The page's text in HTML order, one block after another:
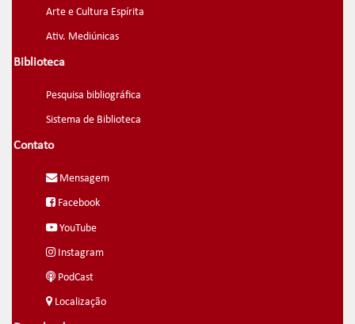
Arte e Cultura Espírita
Ativ. Mediúnicas
Biblioteca
Pesquisa bibliográfica
Sistema de Biblioteca
Contato
Mensagem
Facebook
YouTube
Instagram
PodCast
Localização